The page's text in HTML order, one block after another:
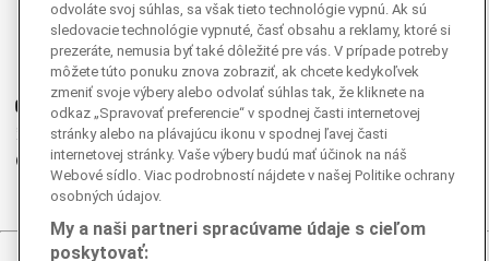
Facebook
Instagram
Ganjing
Youtube
Twitter
Telegram
RSS
odvoláte svoj súhlas, sa však tieto technológie vypnú. Ak sú
sledovacie technológie vypnuté, časť obsahu a reklamy, ktoré si
prezeráte, nemusia byť také dôležité pre vás. V prípade potreby
môžete túto ponuku znova zobraziť, ak chcete kedykoľvek
zmeniť svoje výbery alebo odvolať súhlas tak, že kliknete na
odkaz „Spravovať preferencie“ v spodnej časti internetovej
stránky alebo na plávajúcu ikonu v spodnej ľavej časti
internetovej stránky. Vaše výbery budú mať účinok na náš
Webové sídlo. Viac podrobností nájdete v našej Politike ochrany
osobných údajov.
My a naši partneri spracúvame údaje s cieľom
poskytovať: